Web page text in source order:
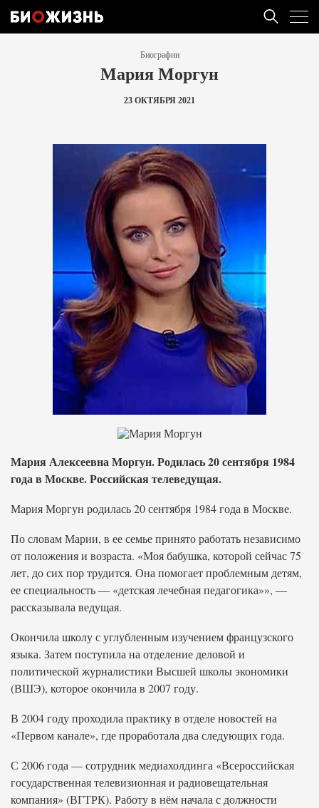
Биографии
Мария Моргун
23 ОКТЯБРЯ 2021
Мария Алексеевна Моргун. Родилась 20 сентября 1984
года в Москве. Российская телеведущая.
Мария Моргун родилась 20 сентября 1984 года в Москве.
По словам Марии, в ее семье принято работать независимо
от положения и возраста. «Моя бабушка, которой сейчас 75
лет, до сих пор трудится. Она помогает проблемным детям,
ее специальность — «детская лечебная педагогика»», —
рассказывала ведущая.
Окончила школу с углубленным изучением французского
языка. Затем поступила на отделение деловой и
политической журналистики Высшей школы экономики
(ВШЭ), которое окончила в 2007 году.
В 2004 году проходила практику в отделе новостей на
«Первом канале», где проработала два следующих года.
С 2006 года — сотрудник медиахолдинга «Всероссийская
государственная телевизионная и радиовещательная
компания» (ВГТРК). Работу в нём начала с должности